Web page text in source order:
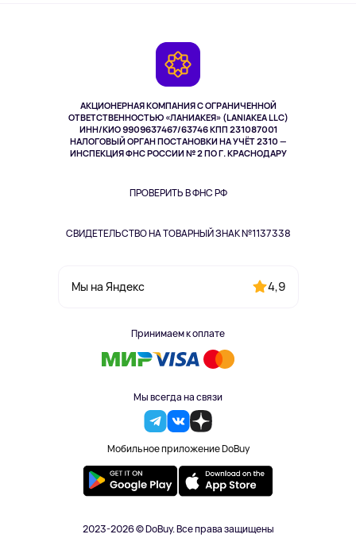
АКЦИОНЕРНАЯ КОМПАНИЯ С ОГРАНИЧЕННОЙ
ОТВЕТСТВЕННОСТЬЮ «ЛАНИАКЕЯ» (LANIAKEA LLC)
ИНН/КИО 9909637467/63746 КПП 231087001
НАЛОГОВЫЙ ОРГАН ПОСТАНОВКИ НА УЧЁТ 2310 —
ИНСПЕКЦИЯ ФНС РОССИИ № 2 ПО Г. КРАСНОДАРУ
ПРОВЕРИТЬ В ФНС РФ
СВИДЕТЕЛЬСТВО НА ТОВАРНЫЙ ЗНАК №1137338
Мы на Яндекс 4,9
Принимаем к оплате
Мы всегда на связи
Мобильное приложение DoBuy
Здоровье питомцев
Одежда и аксессуары
2023-2026 © DoBuy. Все права защищены